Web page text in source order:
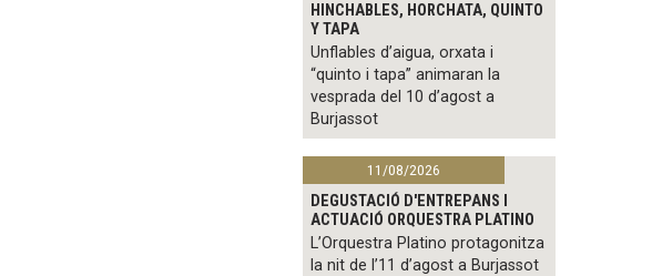
HINCHABLES, HORCHATA, QUINTO
Y TAPA
Unflables d’aigua, orxata i
“quinto i tapa” animaran la
vesprada del 10 d’agost a
Burjassot
11/08/2026
DEGUSTACIÓ D'ENTREPANS I
ACTUACIÓ ORQUESTRA PLATINO
L’Orquestra Platino protagonitza
la nit de l’11 d’agost a Burjassot